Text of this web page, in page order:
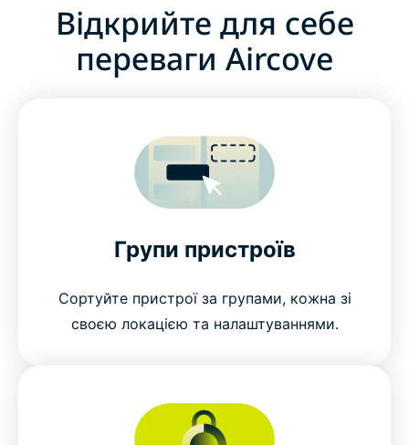
Відкрийте для себе
переваги Aircove
Групи пристроїв
Сортуйте пристрої за групами, кожна зі
своєю локацією та налаштуваннями.